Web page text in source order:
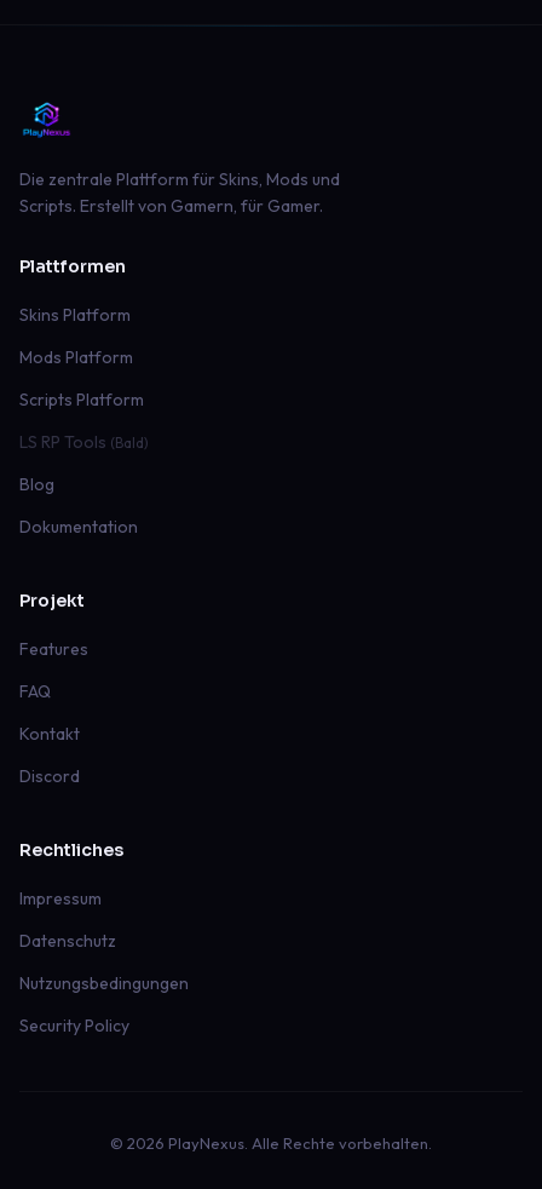
Die zentrale Plattform für Skins, Mods und
Scripts. Erstellt von Gamern, für Gamer.
Plattformen
Skins Platform
Mods Platform
Scripts Platform
LS RP Tools (Bald)
Blog
Dokumentation
Projekt
Features
FAQ
Kontakt
Discord
Rechtliches
Impressum
Datenschutz
Nutzungsbedingungen
Security Policy
© 2026 PlayNexus. Alle Rechte vorbehalten.